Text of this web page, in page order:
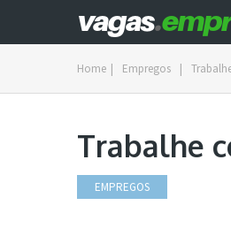
Home | Empregos |
Trabalhe
EMPREGOS